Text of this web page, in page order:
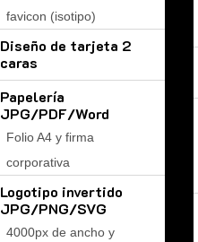
favicon (isotipo)
Diseño de tarjeta 2
caras
Papelería
JPG/PDF/Word
Folio A4 y firma
corporativa
Logotipo invertido
JPG/PNG/SVG
4000px de ancho y